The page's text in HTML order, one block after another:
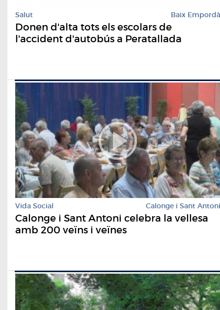
Salut Baix Empordà
Donen d'alta tots els escolars de
l'accident d'autobús a Peratallada
Vida Social Calonge i Sant Antoni
Calonge i Sant Antoni celebra la vellesa
amb 200 veïns i veïnes